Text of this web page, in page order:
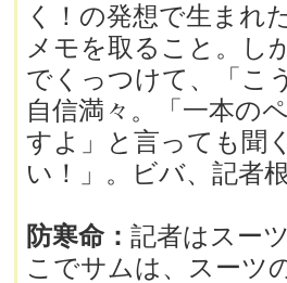
く！の発想で生まれ
メモを取ること。し
でくっつけて、「こ
自信満々。「一本の
すよ」と言っても聞
い！」。ビバ、記者
防寒命： 記者はスー
こでサムは、スーツ